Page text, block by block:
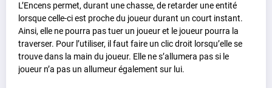
L’Encens permet, durant une chasse, de retarder une entité
lorsque celle-ci est proche du joueur durant un court instant.
Ainsi, elle ne pourra pas tuer un joueur et le joueur pourra la
traverser. Pour l’utiliser, il faut faire un clic droit lorsqu’elle se
trouve dans la main du joueur. Elle ne s’allumera pas si le
joueur n’a pas un allumeur également sur lui.